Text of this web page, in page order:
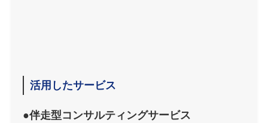
活用したサービス
●伴走型コンサルティングサービス